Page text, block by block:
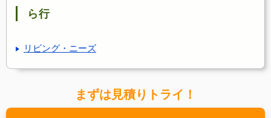
ら行
リビング・ニーズ
まずは見積りトライ！